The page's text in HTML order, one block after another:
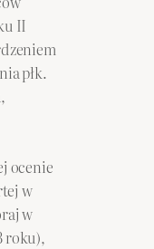
II
płk.
ocenie
w
w
roku),